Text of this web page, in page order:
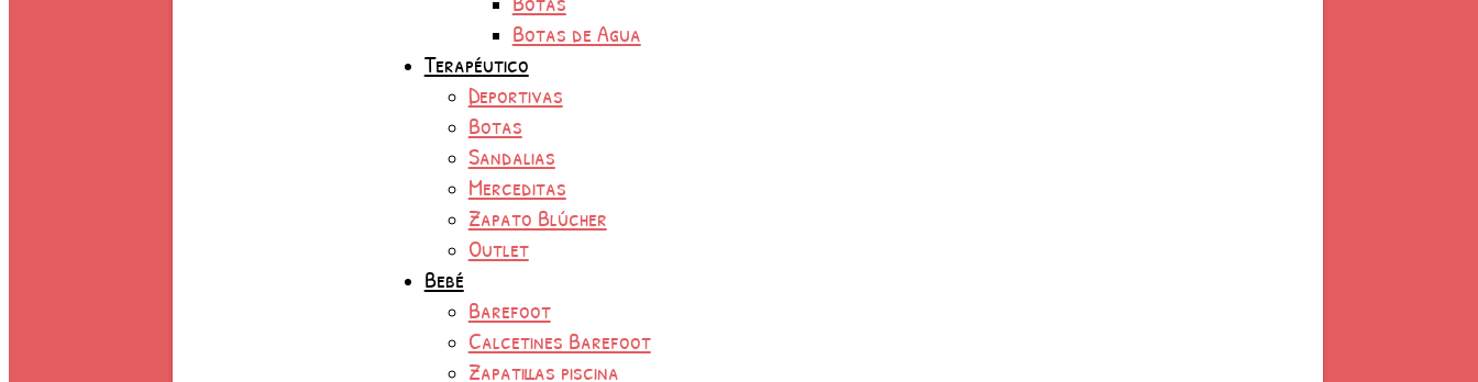
Botas de Agua
Terapéutico
Deportivas
Botas
Sandalias
Merceditas
Zapato Blúcher
Outlet
Bebé
Barefoot
Calcetines Barefoot
Zapatillas piscina